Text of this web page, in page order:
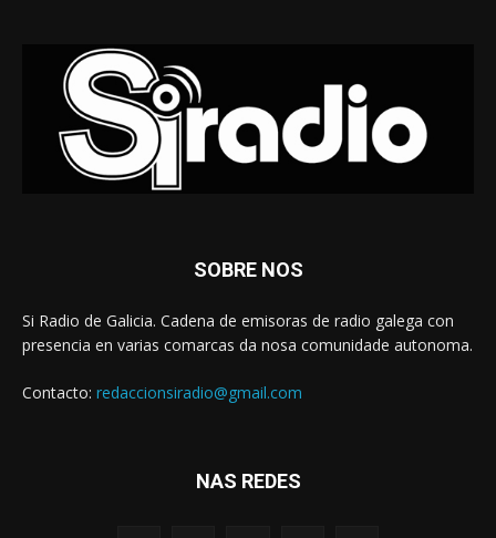
SOBRE NOS
Si Radio de Galicia. Cadena de emisoras de radio galega con
presencia en varias comarcas da nosa comunidade autonoma.
Contacto: redaccionsiradio@gmail.com
NAS REDES